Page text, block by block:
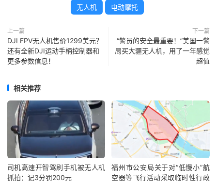
无人机 电动摩托
上一篇
DJI FPV无人机售价1299美元？
还有全新DJI运动手柄控制器和
更多参数信息！
下一篇
“警员的安全最重要！”美国一警
局买大疆无人机，用了一年感觉
超值
相关推荐
司机高速开智驾刷手机被无人机
抓拍：记3分罚200元
福州市公安局关于对“低慢小”航
空器等飞行活动采取临时性行政